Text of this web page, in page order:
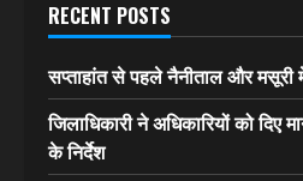
RECENT POSTS
सप्ताहांत से पहले नैनीताल और मसूरी
जिलाधिकारी ने अधिकारियों को दिए
के निर्देश